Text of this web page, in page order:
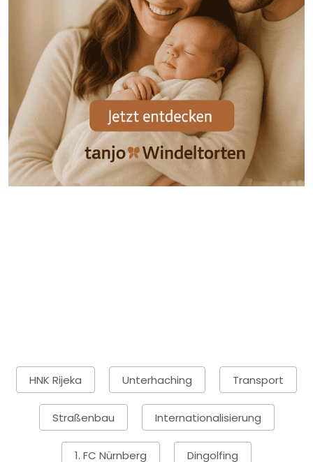
HNK Rijeka Unterhaching Transport
Straßenbau Internationalisierung
1. FC Nürnberg Dingolfing